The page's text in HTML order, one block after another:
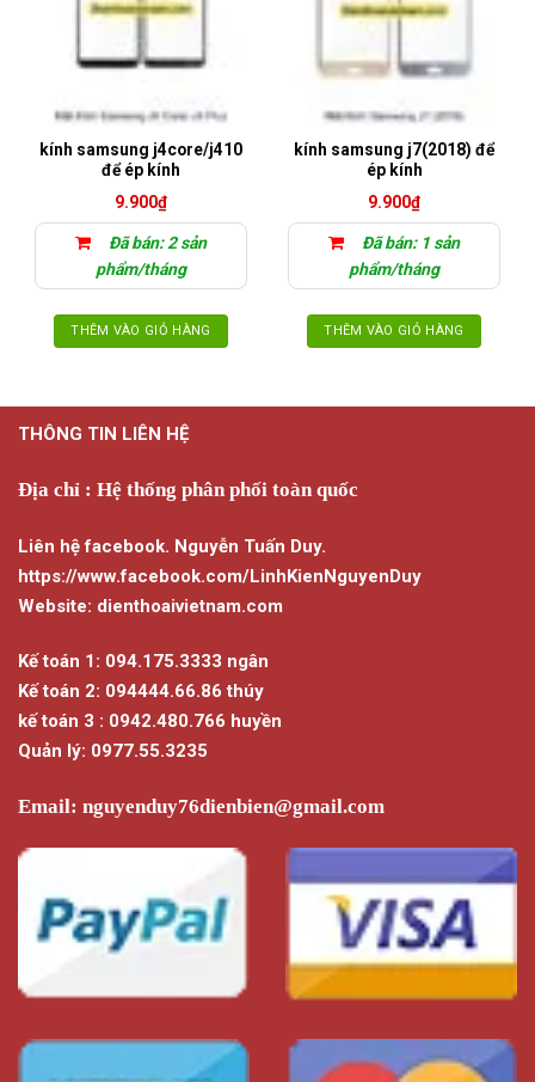
kính samsung j4core/j410
để ép kính
9.900₫
Đã bán: 2 sản
phẩm/tháng
THÊM VÀO GIỎ HÀNG
kính samsung j7(2018) để
ép kính
9.900₫
Đã bán: 1 sản
phẩm/tháng
THÊM VÀO GIỎ HÀNG
THÔNG TIN LIÊN HỆ
Địa chỉ : Hệ thống phân phối toàn quốc
Liên hệ facebook. Nguyễn Tuấn Duy.
https://www.facebook.com/LinhKienNguyenDuy
Website: dienthoaivietnam.com
Kế toán 1: 094.175.3333 ngân
Kế toán 2: 094444.66.86 thúy
kế toán 3 : 0942.480.766 huyền
Quản lý: 0977.55.3235
Email: nguyenduy76dienbien@gmail.com